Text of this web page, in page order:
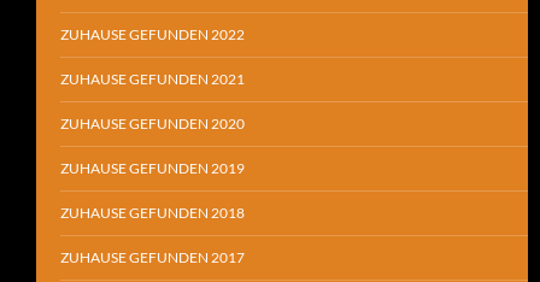
ZUHAUSE GEFUNDEN 2022
ZUHAUSE GEFUNDEN 2021
ZUHAUSE GEFUNDEN 2020
ZUHAUSE GEFUNDEN 2019
ZUHAUSE GEFUNDEN 2018
ZUHAUSE GEFUNDEN 2017